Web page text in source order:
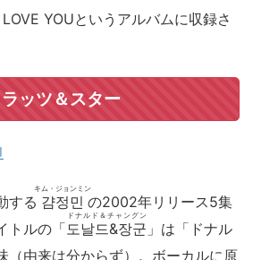
YOUというアルバムに収録さ
ッツ＆スター
する 걈정민
キム・ジョンミン
の2002年リリース5集
トルの「도날드&장군
ドナルド＆チャングン
」は「ドナル
（由来は分からず）。ボーカルに原